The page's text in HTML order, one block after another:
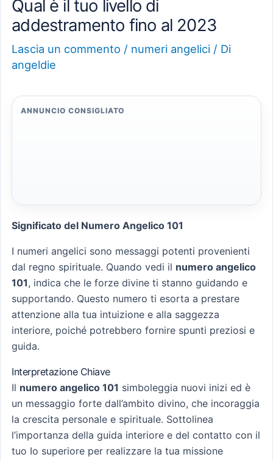
Qual è il tuo livello di
addestramento fino al 2023
Lascia un commento / numeri angelici / Di
angeldie
ANNUNCIO CONSIGLIATO
Significato del Numero Angelico 101
I numeri angelici sono messaggi potenti provenienti
dal regno spirituale. Quando vedi il numero angelico
101, indica che le forze divine ti stanno guidando e
supportando. Questo numero ti esorta a prestare
attenzione alla tua intuizione e alla saggezza
interiore, poiché potrebbero fornire spunti preziosi e
guida.
Interpretazione Chiave
Il numero angelico 101 simboleggia nuovi inizi ed è
un messaggio forte dall’ambito divino, che incoraggia
la crescita personale e spirituale. Sottolinea
l’importanza della guida interiore e del contatto con il
tuo Io superiore per realizzare la tua missione